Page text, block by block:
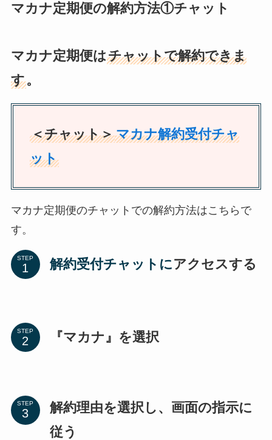
マカナ定期便の解約方法①チャット
マカナ定期便はチャットで解約できま
す。
＜チャット＞マカナ解約受付チャ
ット
マカナ定期便のチャットでの解約方法はこちらで
す。
STEP 解約受付チャット にアクセスする
STEP 『マカナ』を選択
STEP
解約理由を選択し、画面の指示に
従う